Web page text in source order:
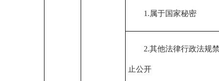
1.属于国家秘密
2.其他法律行政法规
止公开